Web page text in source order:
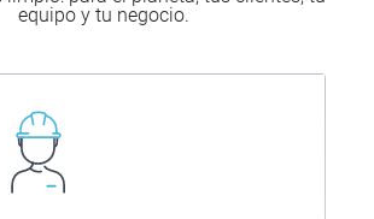
equipo y tu negocio.